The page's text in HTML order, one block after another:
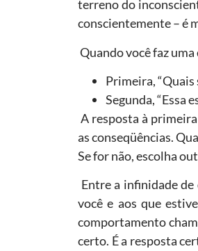
terreno do
conscientemente – é
Quando você faz
Primeira, “Quais
Segunda, “Essa
A resposta à
as conseqüências.
Se for não, escolha
Entre a infinidade de
você e aos que
comportamento
certo. É a resposta